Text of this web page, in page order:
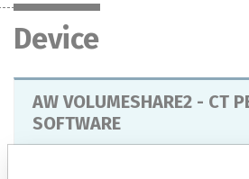
Device
AW VOLUMESHARE2 - CT
SOFTWARE